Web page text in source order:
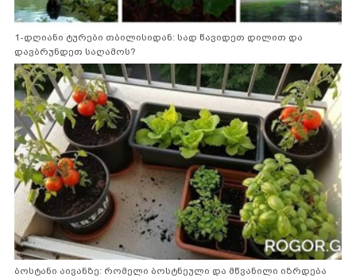
1-დღიანი ტურები თბილისიდან: სად წავიდეთ დილით და
დავბრუნდეთ საღამოს?
ბოსტანი აივანზე: რომელი ბოსტნეული და მწვანილი იზრდება